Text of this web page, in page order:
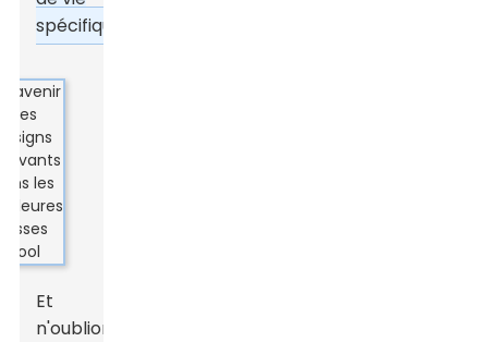
spécifiques.
Et
n'oublions